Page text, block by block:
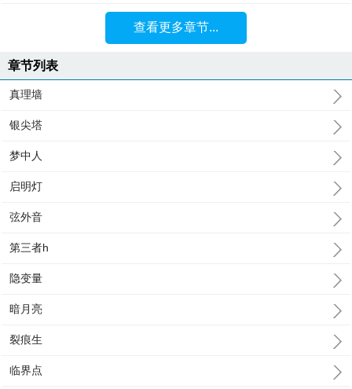
查看更多章节...
章节列表
真理墙
银尖塔
梦中人
启明灯
弦外音
第三者h
隐变量
暗月亮
裂痕生
临界点